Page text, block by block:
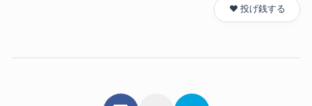
❤️ 投げ銭する